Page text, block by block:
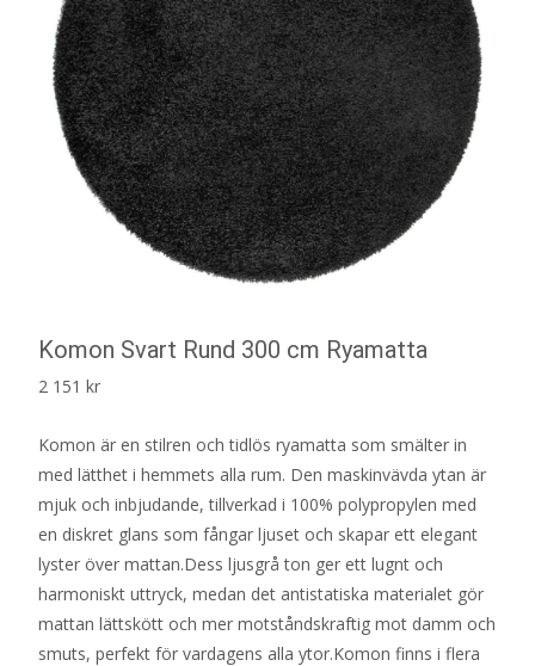
Komon Svart Rund 300 cm Ryamatta
2 151 kr
Komon är en stilren och tidlös ryamatta som smälter in
med lätthet i hemmets alla rum. Den maskinvävda ytan är
mjuk och inbjudande, tillverkad i 100% polypropylen med
en diskret glans som fångar ljuset och skapar ett elegant
lyster över mattan.Dess ljusgrå ton ger ett lugnt och
harmoniskt uttryck, medan det antistatiska materialet gör
mattan lättskött och mer motståndskraftig mot damm och
smuts, perfekt för vardagens alla ytor.Komon finns i flera